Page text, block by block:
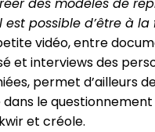
des modèles de
est possible d’être à
vidéo, entre
et interviews des
permet d’ailleurs
le
et créole.